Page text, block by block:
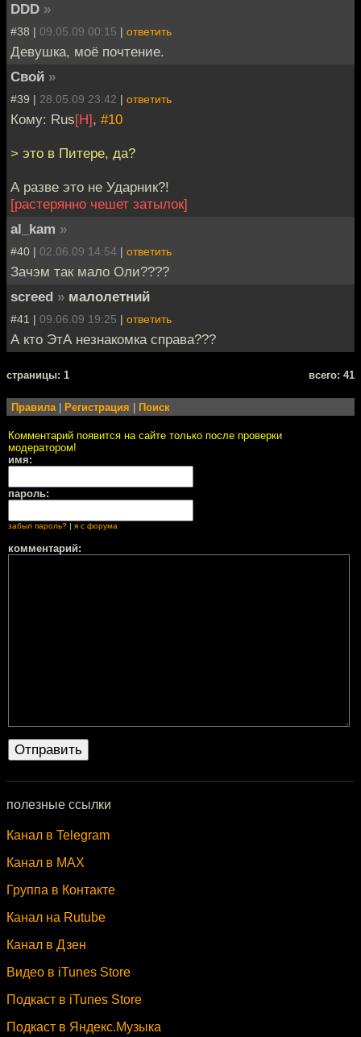
DDD »
#38 | 09.05.09 00:15 | ответить
Девушка, моё почтение.
Свой »
#39 | 28.05.09 23:42 | ответить
Кому: Rus[H], #10
> это в Питере, да?
А разве это не Ударник?!
[растерянно чешет затылок]
al_kam »
#40 | 02.06.09 14:54 | ответить
Зачэм так мало Оли????
screed » малолетний
#41 | 09.06.09 19:25 | ответить
А кто ЭтА незнакомка справа???
cтраницы: 1 всего: 41
Правила| Регистрация Поиск
Комментарий появится на сайте только после проверки
модератором!
имя:
пароль:
забыл пароль? | я с форума
комментарий:
полезные ссылки
Канал в Telegram
Канал в MAX
Группа в Контакте
Канал на Rutube
Канал в Дзен
Видео в iTunes Store
Подкаст в iTunes Store
Подкаст в Яндекс.Музыка